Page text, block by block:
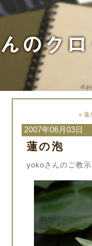
« 蓮
2007年06月03日
蓮の泡
yokoさんのご教